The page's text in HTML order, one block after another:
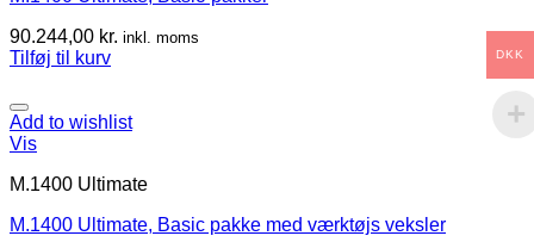
90.244,00 kr. inkl. moms
Tilføj til kurv
Add to wishlist
Vis
M.1400 Ultimate
M.1400 Ultimate, Basic pakke med værktøjs veksler
DKK